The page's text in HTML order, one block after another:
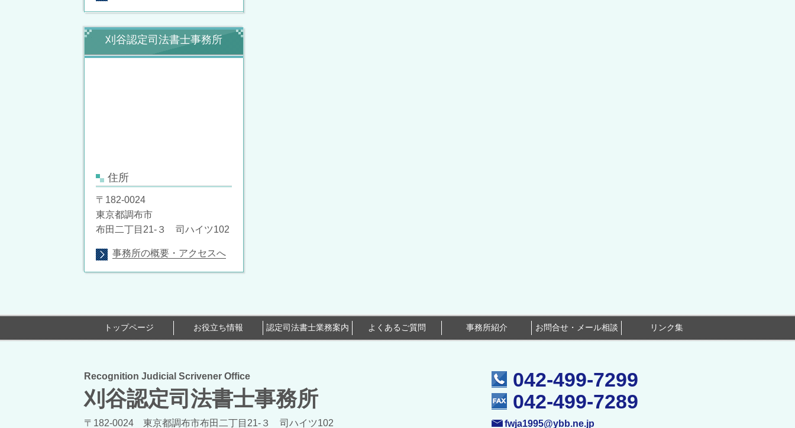
刈谷認定司法書士事務所
住所
〒182-0024
東京都調布市
布田二丁目21-３ 司ハイツ102
事務所の概要・アクセスへ
トップページ お役立ち情報 認定司法書士業務案内 よくあるご質問 事務所紹介 お問合せ・メール相談 リンク集
Recognition Judicial Scrivener Office
刈谷認定司法書士事務所
〒182-0024 東京都調布市布田二丁目21-３ 司ハイツ102
042-499-7299
042-499-7289
fwja1995@ybb.ne.jp